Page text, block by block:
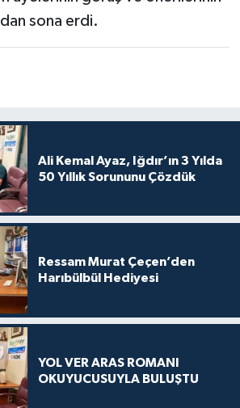
sona erdi.
Ali Kemal Ayaz, Iğdır’ın 3 Yılda
50 Yıllık Sorununu Çözdük
Ressam Murat Çeçen’den
Harıbülbül Hediyesi
YOL VER ARAS ROMANI
OKUYUCUSUYLA BULUŞTU